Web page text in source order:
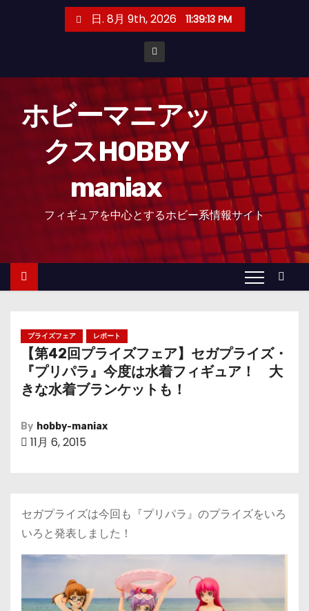
日. 8月 9th, 2026 11:39:14 PM
ホビーマニアッ
クスHOBBY
maniax
フィギュアを中心とするホビー系情報サイト
プライズフェア レポート
【第42回プライズフェア】セガプライズ・
『プリパラ』今度は水着フィギュア！ 大
きな水着ブランケットも！
By hobby-maniax
11月 6, 2015
セガプライズは今回も『プリパラ』のプライズをいろ
いろと発表しました！